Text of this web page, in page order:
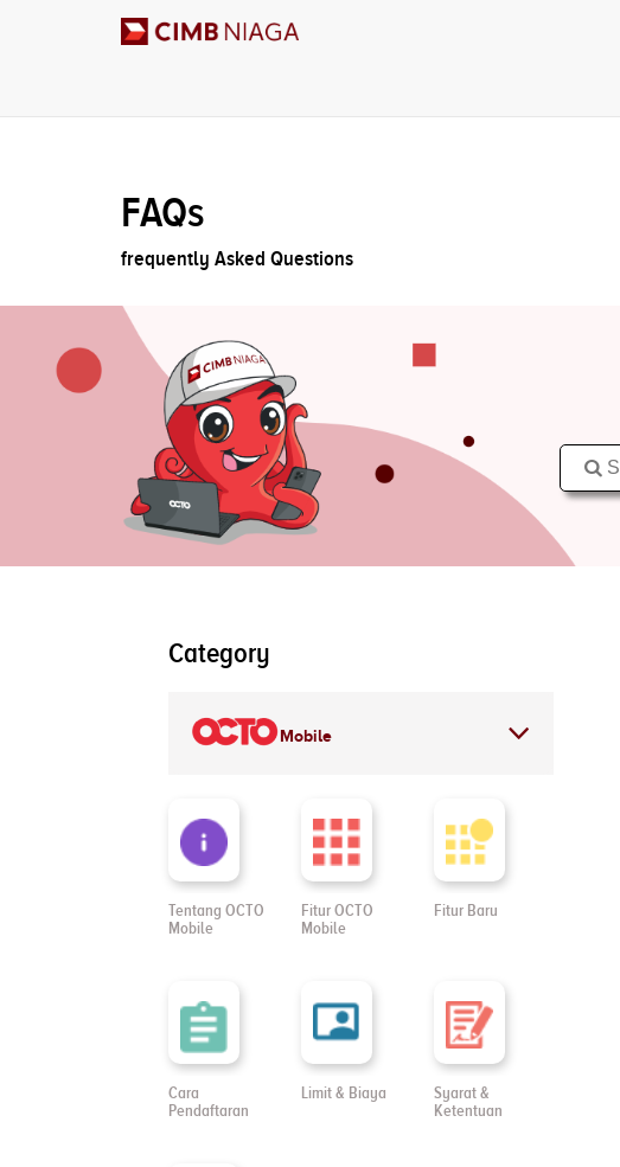
FAQs
frequently Asked Questions
Category
Mobile
Tentang OCTO
Mobile
Fitur OCTO
Mobile
Fitur Baru
Cara
Pendaftaran
Limit & Biaya
Syarat &
Ketentuan